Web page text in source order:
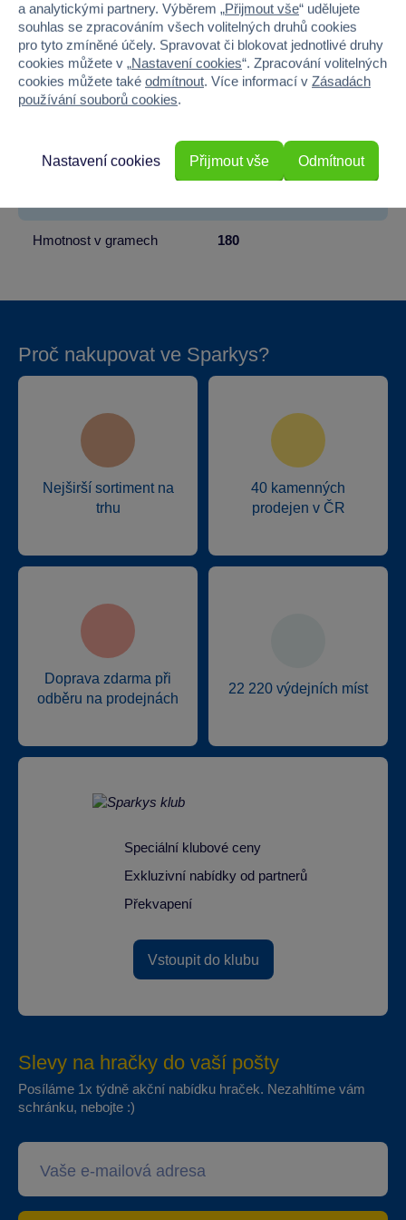
Pohlaví HOLKA, KLUK
Materiál PLYŠ
Výška 18
Hmotnost v gramech 180
Proč nakupovat ve Sparkys?
Nejširší sortiment na
trhu
40 kamenných
prodejen v ČR
Doprava zdarma při
odběru na prodejnách
22 220 výdejních míst
Speciální klubové ceny
Exkluzivní nabídky od partnerů
Překvapení
Vstoupit do klubu
Slevy na hračky do vaší pošty
Posíláme 1x týdně akční nabídku hraček. Nezahltíme vám
schránku, nebojte :)
a analytickými partnery. Výběrem „Přijmout vše“ udělujete
souhlas se zpracováním všech volitelných druhů cookies
pro tyto zmíněné účely. Spravovat či blokovat jednotlivé druhy
cookies můžete v „Nastavení cookies“. Zpracování volitelných
cookies můžete také odmítnout. Více informací v Zásadách
používání souborů cookies.
Odmítnout
Nastavení cookies Přijmout vše